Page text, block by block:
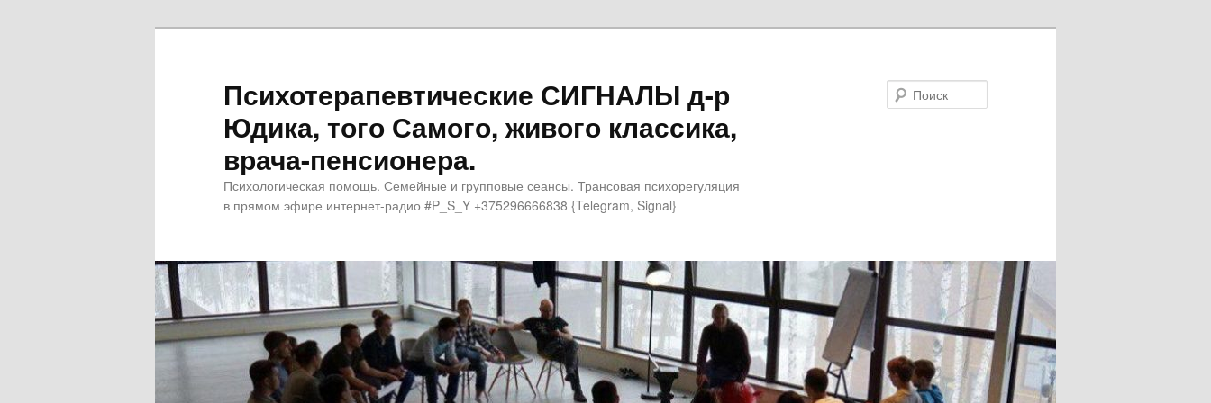
Психотерапевтические СИГНАЛЫ д-р
Юдика, того Самого, живого классика,
врача-пенсионера.
Психологическая помощь. Семейные и групповые сеансы. Трансовая психорегуляция
в прямом эфире интернет-радио #P_S_Y +375296666838 {Telegram, Signal}